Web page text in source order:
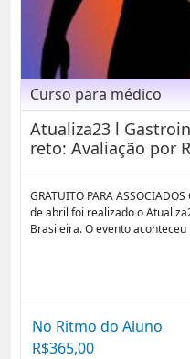
Curso para médico
Atualiza23 l
reto: Avaliação por
GRATUITO PARA
de abril foi realizado o
Brasileira. O evento
No Ritmo do Aluno
R$365,00